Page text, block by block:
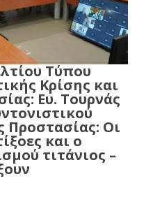
Τύπου
Κρίσης και
Ευ. Τουρνάς
Προστασίας: Οι
και ο
τιτάνιος –